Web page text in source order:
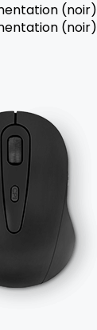
(noir)
(noir)